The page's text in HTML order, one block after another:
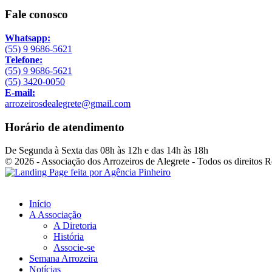
Fale conosco
Whatsapp:
(55) 9 9686-5621
Telefone:
(55) 9 9686-5621
(55) 3420-0050
E-mail:
arrozeirosdealegrete@gmail.com
Horário de atendimento
De Segunda à Sexta das 08h às 12h e das 14h às 18h
© 2026 - Associação dos Arrozeiros de Alegrete - Todos os direitos
Início
A Associação
A Diretoria
História
Associe-se
Semana Arrozeira
Notícias